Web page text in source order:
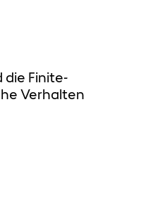
Finite-
Verhalten